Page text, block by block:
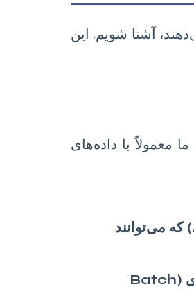
آشنا شویم. این
معمولاً با داده‌های
مانند زمان پاسخ مدل، میزان خطا (MSE)، یا امتیازات دقت (Accuracy) که می‌توانند
مانند تعداد کلاس‌های تشخیص داده شده، تعداد تکرارهای آموزش، یا حجم دسته‌ای (Batch